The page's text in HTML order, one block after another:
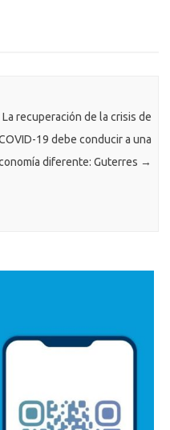
La recuperación de la crisis de
19 debe conducir a una
diferente: Guterres →